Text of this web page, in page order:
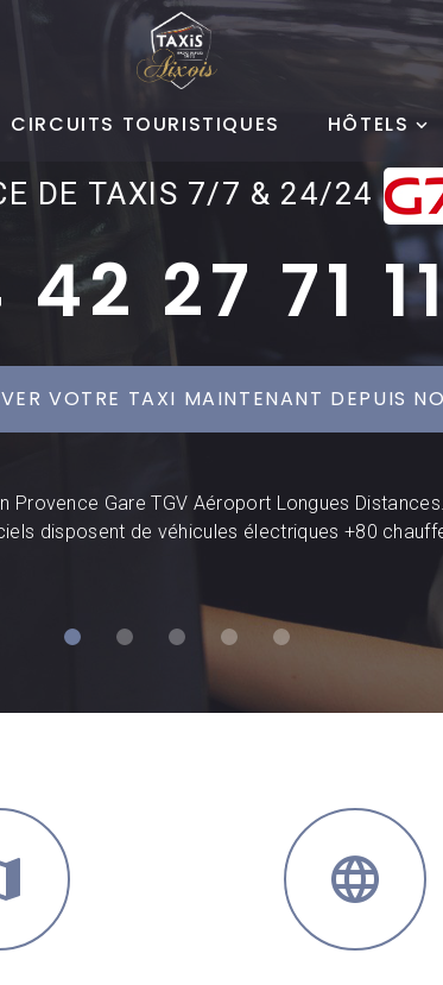
CIRCUITS TOURISTIQUES HÔTELS
DE TAXIS 7/7 & 24/24
27 71
VOTRE TAXI MAINTENANT DEPUIS
Provence Gare TGV Aéroport Longues Distances.
disposent de véhicules électriques +80